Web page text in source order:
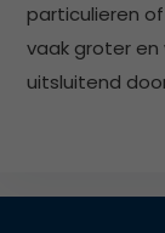
particulieren
vaak groter
uitsluitend